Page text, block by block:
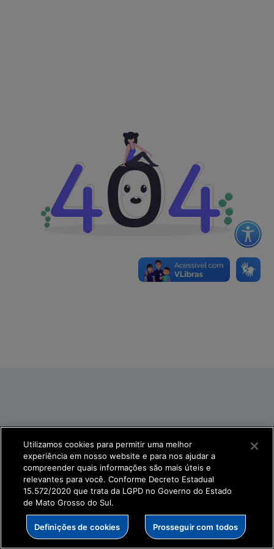
Utilizamos cookies para permitir uma melhor
experiência em nosso website e para nos ajudar a
compreender quais informações são mais úteis e
relevantes para você. Conforme Decreto Estadual
15.572/2020 que trata da LGPD no Governo do Estado
de Mato Grosso do Sul.
Definições de cookies Prosseguir com todos